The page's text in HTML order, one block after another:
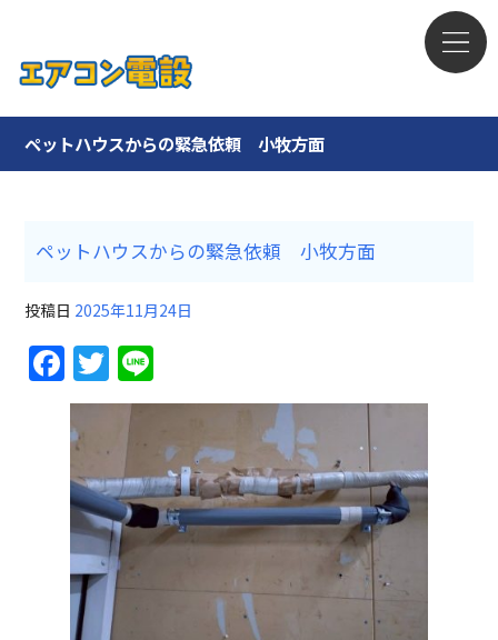
ペットハウスからの緊急依頼 小牧方面
ペットハウスからの緊急依頼 小牧方面
投稿日 2025年11月24日
F
a
c
e
b
o
o
k
T
w
itt
er
n
e